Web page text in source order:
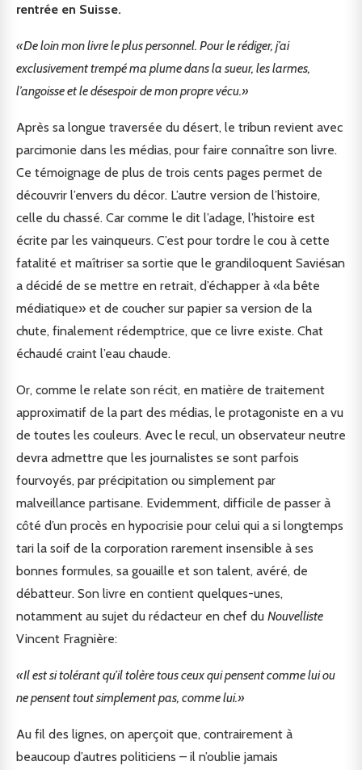
rentrée en Suisse.
«De loin mon livre le plus personnel. Pour le rédiger, j’ai
exclusivement trempé ma plume dans la sueur, les larmes,
l’angoisse et le désespoir de mon propre vécu.»
Après sa longue traversée du désert, le tribun revient avec
parcimonie dans les médias, pour faire connaître son livre.
Ce témoignage de plus de trois cents pages permet de
découvrir l’envers du décor. L’autre version de l’histoire,
celle du chassé. Car comme le dit l’adage, l’histoire est
écrite par les vainqueurs. C’est pour tordre le cou à cette
fatalité et maîtriser sa sortie que le grandiloquent Saviésan
a décidé de se mettre en retrait, d’échapper à «la bête
médiatique» et de coucher sur papier sa version de la
chute, finalement rédemptrice, que ce livre existe. Chat
échaudé craint l’eau chaude.
Or, comme le relate son récit, en matière de traitement
approximatif de la part des médias, le protagoniste en a vu
de toutes les couleurs. Avec le recul, un observateur neutre
devra admettre que les journalistes se sont parfois
fourvoyés, par précipitation ou simplement par
malveillance partisane. Evidemment, difficile de passer à
côté d’un procès en hypocrisie pour celui qui a si longtemps
tari la soif de la corporation rarement insensible à ses
bonnes formules, sa gouaille et son talent, avéré, de
débatteur. Son livre en contient quelques-unes,
notamment au sujet du rédacteur en chef du Nouvelliste
Vincent Fragnière:
«Il est si tolérant qu’il tolère tous ceux qui pensent comme lui ou
ne pensent tout simplement pas, comme lui.»
Au fil des lignes, on aperçoit que, contrairement à
beaucoup d’autres politiciens – il n’oublie jamais